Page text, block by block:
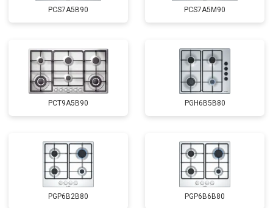
PCS7A5B90 PCS7A5M90
PCT9A5B90 PGH6B5B80
PGP6B2B80 PGP6B6B80